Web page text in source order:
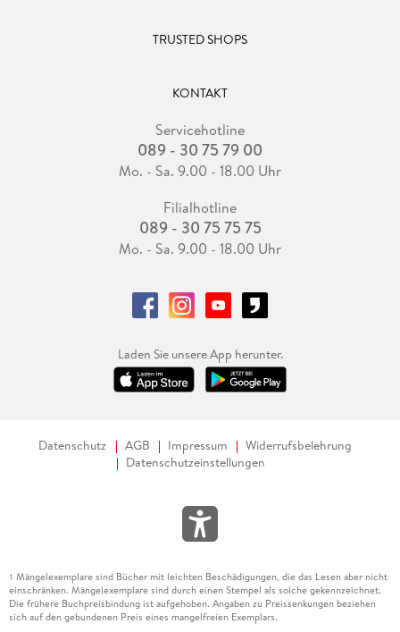
TRUSTED SHOPS
KONTAKT
Servicehotline
089 - 30 75 79 00
Mo. - Sa. 9.00 - 18.00 Uhr
Filialhotline
089 - 30 75 75 75
Mo. - Sa. 9.00 - 18.00 Uhr
Laden Sie unsere App herunter.
Datenschutz AGB Impressum
Widerrufsbelehrung
Datenschutzeinstellungen
1 Mängelexemplare sind Bücher mit leichten Beschädigungen, die das Lesen aber nicht
einschränken. Mängelexemplare sind durch einen Stempel als solche gekennzeichnet.
Die frühere Buchpreisbindung ist aufgehoben. Angaben zu Preissenkungen beziehen
sich auf den gebundenen Preis eines mangelfreien Exemplars.